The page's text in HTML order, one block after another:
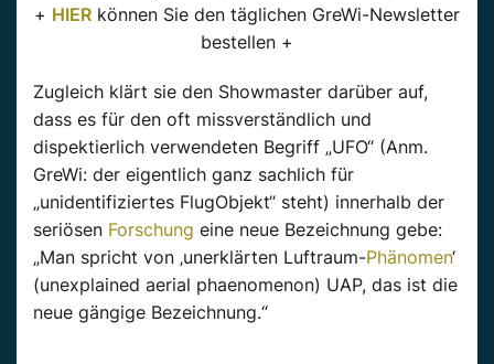
+ HIER können Sie den täglichen GreWi-Newsletter
bestellen +
Zugleich klärt sie den Showmaster darüber auf,
dass es für den oft missverständlich und
dispektierlich verwendeten Begriff „UFO“ (Anm.
GreWi: der eigentlich ganz sachlich für
„unidentifiziertes FlugObjekt“ steht) innerhalb der
seriösen Forschung eine neue Bezeichnung gebe:
„Man spricht von ‚unerklärten Luftraum-Phänomen‘
(unexplained aerial phaenomenon) UAP, das ist die
neue gängige Bezeichnung.“